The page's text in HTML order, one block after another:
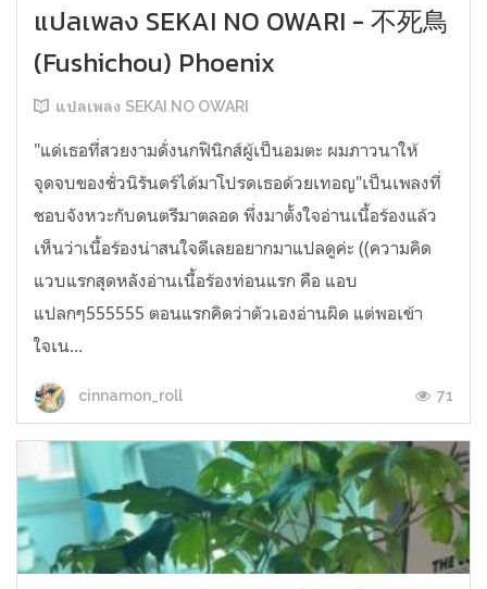
แปลเพลง SEKAI NO OWARI - 不死鳥
(Fushichou) Phoenix
แปลเพลง SEKAI NO OWARI
"แด่เธอที่สวยงามดั่งนกฟินิกส์ผู้เป็นอมตะ ผมภาวนาให้
จุดจบของชั่วนิรันดร์ได้มาโปรดเธอด้วยเทอญ"เป็นเพลงที่
ชอบจังหวะกับดนตรีมาตลอด พึ่งมาตั้งใจอ่านเนื้อร้องแล้ว
เห็นว่าเนื้อร้องน่าสนใจดีเลยอยากมาแปลดูค่ะ ((ความคิด
แวบแรกสุดหลังอ่านเนื้อร้องท่อนแรก คือ แอบ
แปลกๆ555555 ตอนแรกคิดว่าตัวเองอ่านผิด แต่พอเข้า
ใจเน...
cinnamon_roll 71